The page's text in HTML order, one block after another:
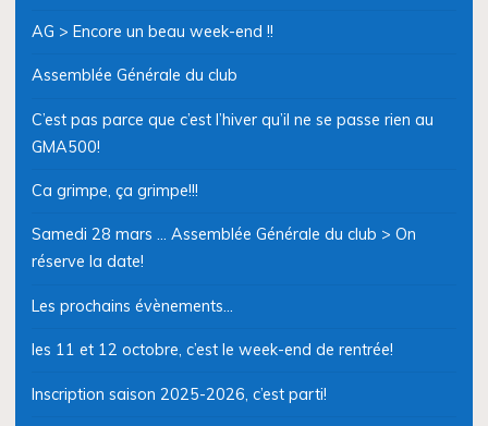
AG > Encore un beau week-end !!
Assemblée Générale du club
C’est pas parce que c’est l’hiver qu’il ne se passe rien au
GMA500!
Ca grimpe, ça grimpe!!!
Samedi 28 mars … Assemblée Générale du club > On
réserve la date!
Les prochains évènements…
les 11 et 12 octobre, c’est le week-end de rentrée!
Inscription saison 2025-2026, c’est parti!